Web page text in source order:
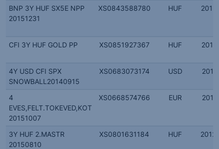
BNP 3Y HUF SX5E NPP
20151231
XS0843588780 HUF
CFI 3Y HUF GOLD PP XS0851927367 HUF
4Y USD CFI SPX
SNOWBALL20140915
XS0683073174 USD
4
EVES,FELT.TOKEVED,KOT
20151007
XS0668574766 EUR
3Y HUF 2.MASTR
20150810
XS0801631184 HUF